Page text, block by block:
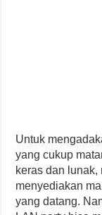
Untuk
yang cukup
keras dan
menyediakan
yang datang.